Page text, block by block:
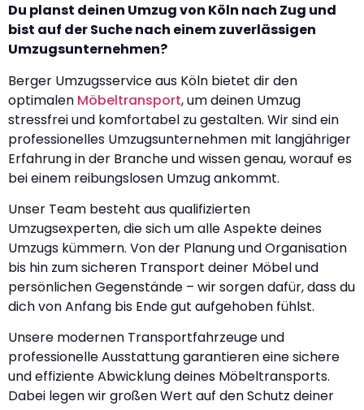
Du planst deinen Umzug von Köln nach Zug und
bist auf der Suche nach einem zuverlässigen
Umzugsunternehmen?
Berger Umzugsservice aus Köln bietet dir den
optimalen Möbeltransport, um deinen Umzug
stressfrei und komfortabel zu gestalten. Wir sind ein
professionelles Umzugsunternehmen mit langjähriger
Erfahrung in der Branche und wissen genau, worauf es
bei einem reibungslosen Umzug ankommt.
Unser Team besteht aus qualifizierten
Umzugsexperten, die sich um alle Aspekte deines
Umzugs kümmern. Von der Planung und Organisation
bis hin zum sicheren Transport deiner Möbel und
persönlichen Gegenstände – wir sorgen dafür, dass du
dich von Anfang bis Ende gut aufgehoben fühlst.
Unsere modernen Transportfahrzeuge und
professionelle Ausstattung garantieren eine sichere
und effiziente Abwicklung deines Möbeltransports.
Dabei legen wir großen Wert auf den Schutz deiner